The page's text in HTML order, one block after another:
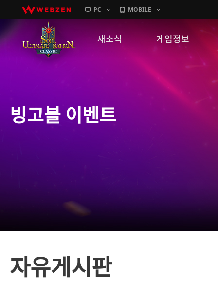
PC MOBILE
새소식
GM노트
게임정보
캐릭터소개
빙고볼 이벤트
자유게시판